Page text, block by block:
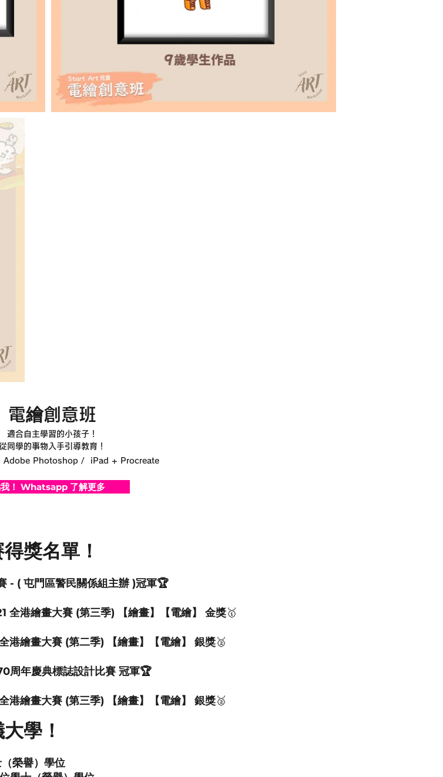
電繪創意班
適合自主學習的小孩子！
同學的事物入手引導教育！
Adobe Photoshop / iPad + Procreate
！ Whatsapp 了解更多
獎名單！
- ( 屯門區警民關係組主辦 )冠軍🏆
港繪畫大賽 (第三季) 【繪畫】【電繪】 金獎🥇
繪畫大賽 (第二季) 【繪畫】【電繪】 銀獎🥈
周年慶典標誌設計比賽 冠軍🏆
繪畫大賽 (第三季) 【繪畫】【電繪】 銀獎🥈
學！
榮譽） 學位